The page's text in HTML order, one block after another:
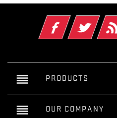
FacebookTwitter
reorder PRODUCTS
reorder OUR COMPANY